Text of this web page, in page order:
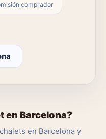
comprador
en Barcelona?
en Barcelona y